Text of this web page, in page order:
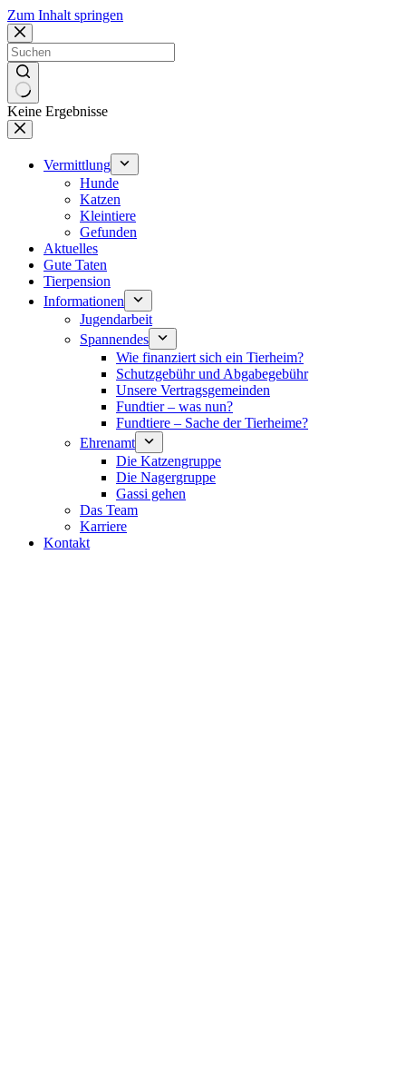
Zum Inhalt springen
Keine Ergebnisse
Vermittlung
Hunde
Katzen
Kleintiere
Gefunden
Aktuelles
Gute Taten
Tierpension
Informationen
Jugendarbeit
Spannendes
Wie finanziert sich ein Tierheim?
Schutzgebühr und Abgabegebühr
Unsere Vertragsgemeinden
Fundtier – was nun?
Fundtiere – Sache der Tierheime?
Ehrenamt
Die Katzengruppe
Die Nagergruppe
Gassi gehen
Das Team
Karriere
Kontakt